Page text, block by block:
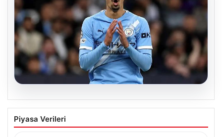
Galatasaray’da orta sahaya dev isim!
Manchester City’nin yıldızı Tijjani
Piyasa Verileri